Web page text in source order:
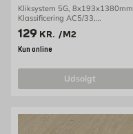
Kliksystem 5G, 8x193x1380mm,
Klassificering AC5/33,
2,13m2/pakke
Pris 129 kr. /m2
129 KR. /M2
Kun online
udsolgt